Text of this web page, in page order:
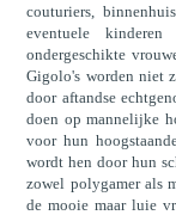
couturiers,
eventuele
ondergeschikte
Gigolo's worden niet
door aftandse
doen op mannelijke
voor hun
wordt hen door hun
zowel polygamer als
de mooie maar luie